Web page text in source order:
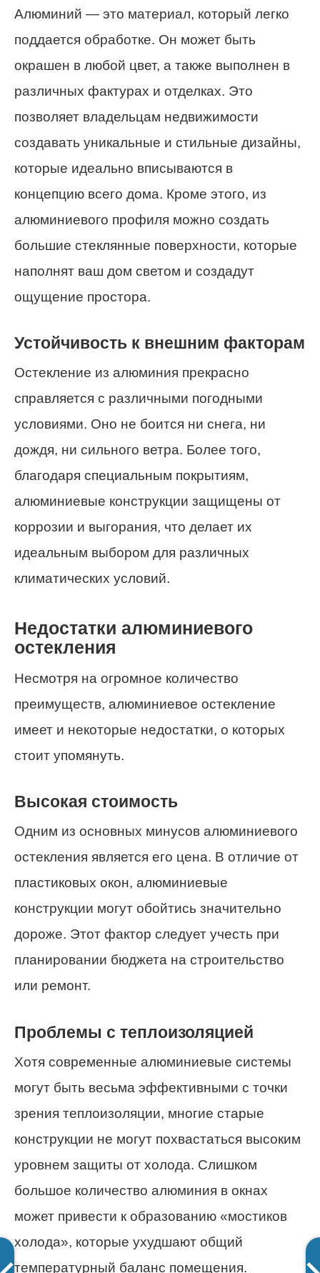
Алюминий — это материал, который легко
поддается обработке. Он может быть
окрашен в любой цвет, а также выполнен в
различных фактурах и отделках. Это
позволяет владельцам недвижимости
создавать уникальные и стильные дизайны,
которые идеально вписываются в
концепцию всего дома. Кроме этого, из
алюминиевого профиля можно создать
большие стеклянные поверхности, которые
наполнят ваш дом светом и создадут
ощущение простора.
Устойчивость к внешним факторам
Остекление из алюминия прекрасно
справляется с различными погодными
условиями. Оно не боится ни снега, ни
дождя, ни сильного ветра. Более того,
благодаря специальным покрытиям,
алюминиевые конструкции защищены от
коррозии и выгорания, что делает их
идеальным выбором для различных
климатических условий.
Недостатки алюминиевого
остекления
Несмотря на огромное количество
преимуществ, алюминиевое остекление
имеет и некоторые недостатки, о которых
стоит упомянуть.
Высокая стоимость
Одним из основных минусов алюминиевого
остекления является его цена. В отличие от
пластиковых окон, алюминиевые
конструкции могут обойтись значительно
дороже. Этот фактор следует учесть при
планировании бюджета на строительство
или ремонт.
Проблемы с теплоизоляцией
Хотя современные алюминиевые системы
могут быть весьма эффективными с точки
зрения теплоизоляции, многие старые
конструкции не могут похвастаться высоким
уровнем защиты от холода. Слишком
большое количество алюминия в окнах
может привести к образованию «мостиков
холода», которые ухудшают общий
температурный баланс помещения.